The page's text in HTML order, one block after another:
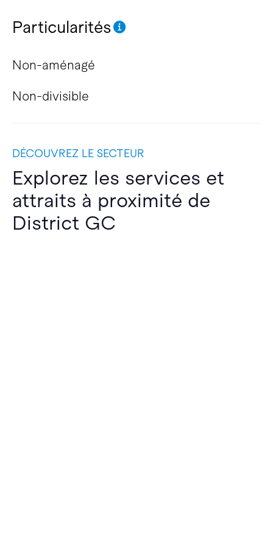
Particularités
Non-aménagé
Non-divisible
DÉCOUVREZ LE SECTEUR
Explorez les services et
attraits à proximité de
District GC